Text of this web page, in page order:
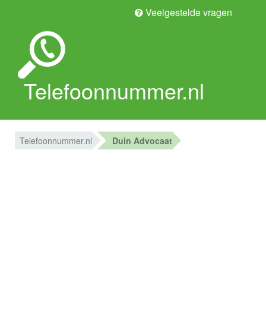
Veelgestelde vragen
Telefoonnummer.nl
Telefoonnummer.nl Duin Advocaat